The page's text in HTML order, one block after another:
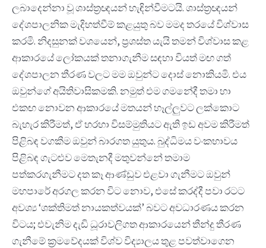
ලබාදෙන්නා වූ ශාස්ත්‍රඥයන් හැඳින්වීමටයි. ශාස්ත්‍රඥයන්
දේශපාලනික මැදිහත්වීම් කළයුතු බව මමද තරයේ විශ්වාස
කරමි. නිදසුනක් වශයෙන්, ප්‍රශස්ත යැයි තමන් විශ්වාස කළ
ආකාරයේ ලෝකයක් තනාගැනීම සඳහා වියත් මඟ ගත්
දේශපාලන තීරණ වලට මම ඔවුන්ට දොස් නොකියමි. එය
ඔවුන්ගේ අයිතිවාසිකමකි. නමුත් එම ගමනේදී තමා හා
එකඟ නොවන ආකාරයේ මතයන් හෑල්ලුවට ලක්කොට
බැහැර කිරීමත්, ඒ හරහා විසම්මුතියට ඇති ඉඩ අවම කිරීමත්
පිළිබඳ වගකීම ඔවුන් බාරගත යුතුය. බුද්ධිමය වංකභාවය
පිළිබඳ ගැටළුව මෙතැනදී මතුවන්නේ තමාම
පත්කරගැනීමට දත කෑ ආණ්ඩුව එළවා ගැනීමට ඔවුන්
මහපාරේ අරගල කරන විට නොව, එසේ කරද්දී පවා රටට
අවශ්‍ය ‘ශක්තිමත් නායකත්වයක්’ බවට අවධාරණය කරන
විටය; එවැනිම දැඩි ධූරාවලිගත ආකාරයෙන් තීන්දු තීරණ
ගැනීමේ ක්‍රමවේදයක් විශ්ව විද්‍යාලය තුළ පවත්වාගෙන